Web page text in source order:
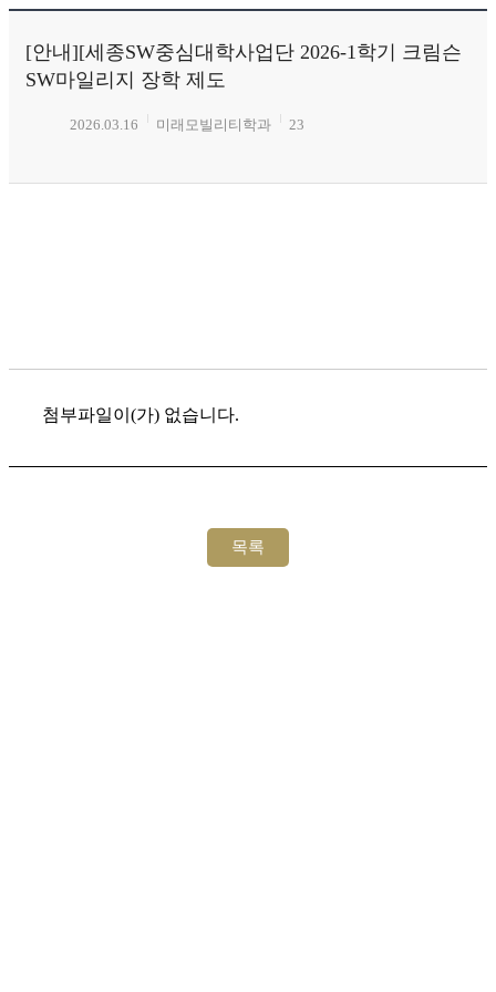
[안내][세종SW중심대학사업단 2026-1학기 크림슨
SW마일리지 장학 제도
2026.03.16 미래모빌리티학과 23
첨부파일이(가) 없습니다.